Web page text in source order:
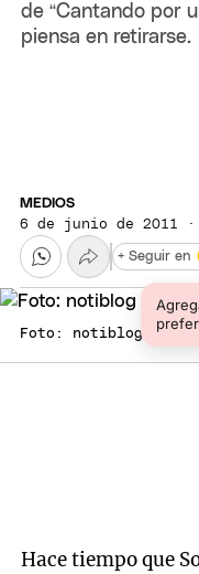
de “Cantando por
piensa en retirarse.
MEDIOS
6 de junio de 2011 ·
+ Seguir en
Foto: notiblog
Hace tiempo que